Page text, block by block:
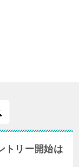
トリー開始は